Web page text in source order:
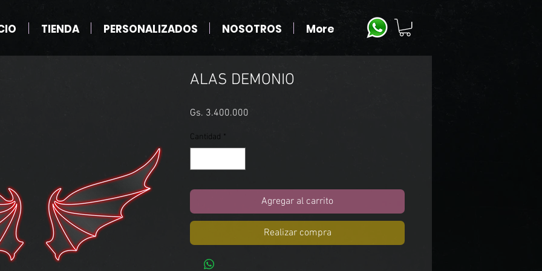
TIENDA PERSONALIZADOS NOSOTROS More
ALAS DEMONIO
Gs. 3.400.000
Cantidad *
Agregar al carrito
Realizar compra